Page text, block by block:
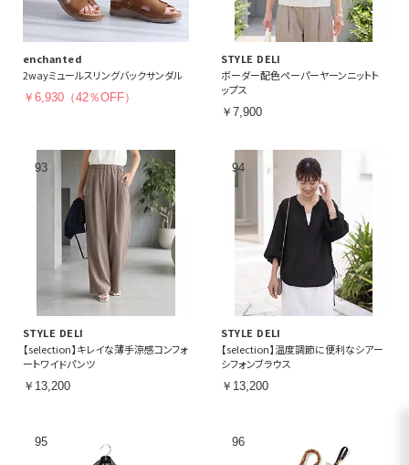
enchanted
2wayミュールスリングバックサンダル
￥6,930（42％OFF）
STYLE DELI
ボーダー配色ペーパーヤーンニットト
ップス
￥7,900
STYLE DELI
【selection】キレイな薄手涼感コンフォ
ートワイドパンツ
￥13,200
STYLE DELI
【selection】温度調節に便利なシアー
シフォンブラウス
￥13,200